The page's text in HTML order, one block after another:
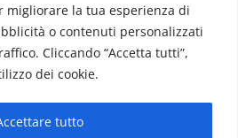
migliorare la tua esperienza di
o contenuti personalizzati
Cliccando “Accetta tutti”,
dei cookie.
tutto
info@www.martinasera.it